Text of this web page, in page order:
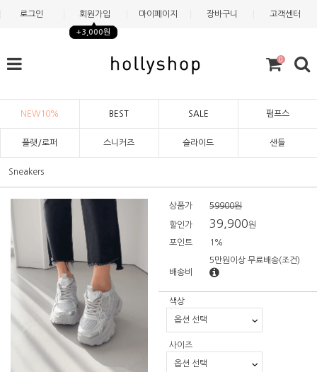
로그인 회원가입
+3,000원
마이페이지 장바구니 고객센터
0
NEW10% BEST SALE 펌프스
플랫/로퍼 스니커즈 슬라이드 샌들
Sneakers
상품가 59900원
할인가 39,900원
포인트 1%
배송비
5만원이상 무료배송(조건)
색상
사이즈